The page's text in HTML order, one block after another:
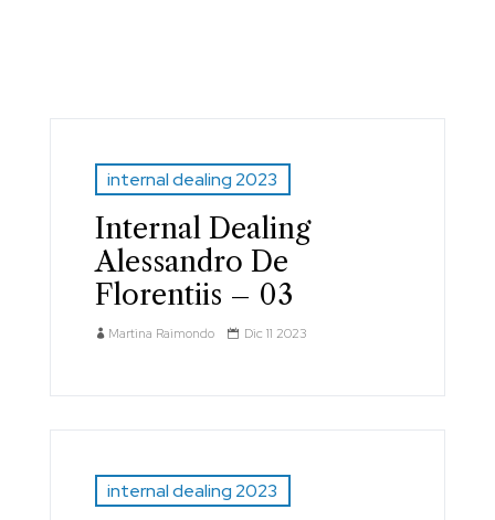
internal dealing 2023
Internal Dealing
Alessandro De
Florentiis – 03
Martina Raimondo Dic 11 2023
internal dealing 2023